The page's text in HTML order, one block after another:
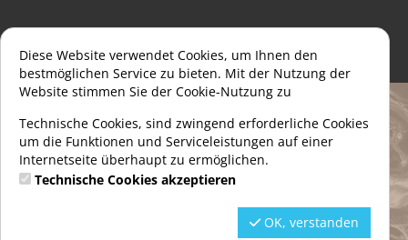
Diese Website verwendet Cookies, um Ihnen den
bestmöglichen Service zu bieten. Mit der Nutzung der
Website stimmen Sie der Cookie-Nutzung zu
Technische Cookies, sind zwingend erforderliche Cookies
um die Funktionen und Serviceleistungen auf einer
Internetseite überhaupt zu ermöglichen.
Technische Cookies akzeptieren
OK, verstanden